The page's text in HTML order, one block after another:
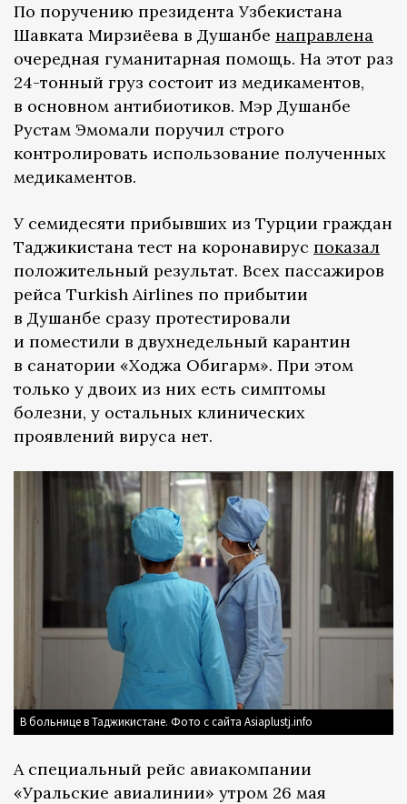
По поручению президента Узбекистана
Шавката Мирзиёева в Душанбе направлена
очередная гуманитарная помощь. На этот раз
24-тонный груз состоит из медикаментов,
в основном антибиотиков. Мэр Душанбе
Рустам Эмомали поручил строго
контролировать использование полученных
медикаментов.
У семидесяти прибывших из Турции граждан
Таджикистана тест на коронавирус показал
положительный результат. Всех пассажиров
рейса Turkish Airlines по прибытии
в Душанбе сразу протестировали
и поместили в двухнедельный карантин
в санатории «Ходжа Обигарм». При этом
только у двоих из них есть симптомы
болезни, у остальных клинических
проявлений вируса нет.
В больнице в Таджикистане. Фото с сайта Asiaplustj.info
А специальный рейс авиакомпании
«Уральские авиалинии» утром 26 мая